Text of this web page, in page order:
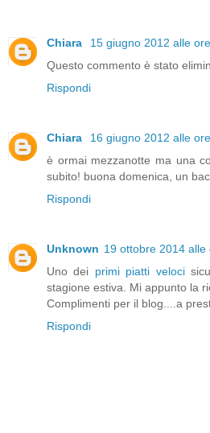
Chiara
15 giugno 2012 alle
Questo commento è stato
Rispondi
Chiara
16 giugno 2012 alle
è ormai mezzanotte ma una
subito! buona domenica, un
Rispondi
Unknown 19 ottobre 2014 alle
Uno dei primi piatti veloci
stagione estiva. Mi appunto la
Complimenti per il blog....a
Rispondi